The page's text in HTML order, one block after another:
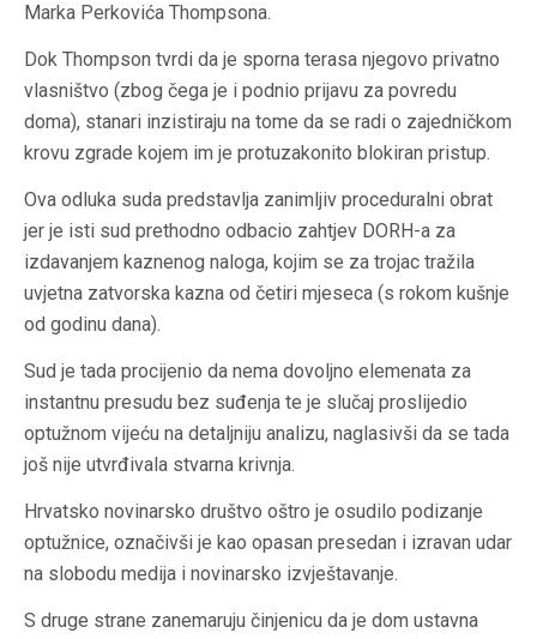
Marka Perkovića Thompsona.
Dok Thompson tvrdi da je sporna terasa njegovo privatno
vlasništvo (zbog čega je i podnio prijavu za povredu
doma), stanari inzistiraju na tome da se radi o zajedničkom
krovu zgrade kojem im je protuzakonito blokiran pristup.
Ova odluka suda predstavlja zanimljiv proceduralni obrat
jer je isti sud prethodno odbacio zahtjev DORH-a za
izdavanjem kaznenog naloga, kojim se za trojac tražila
uvjetna zatvorska kazna od četiri mjeseca (s rokom kušnje
od godinu dana).
Sud je tada procijenio da nema dovoljno elemenata za
instantnu presudu bez suđenja te je slučaj proslijedio
optužnom vijeću na detaljniju analizu, naglasivši da se tada
još nije utvrđivala stvarna krivnja.
Hrvatsko novinarsko društvo oštro je osudilo podizanje
optužnice, označivši je kao opasan presedan i izravan udar
na slobodu medija i novinarsko izvještavanje.
S druge strane zanemaruju činjenicu da je dom ustavna